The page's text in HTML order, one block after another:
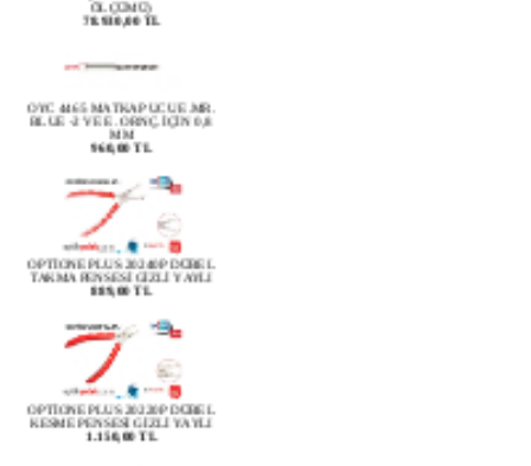
MM
960,00 TL
OPTİONE PLUS 20240P DÜBEL
TAKMA PENSESİ GİZLİ YAYLI
889,00 TL
OPTİONE PLUS 20220P DÜBEL
KESME PENSESİ GİZLİ YAYLI
1.150,00 TL